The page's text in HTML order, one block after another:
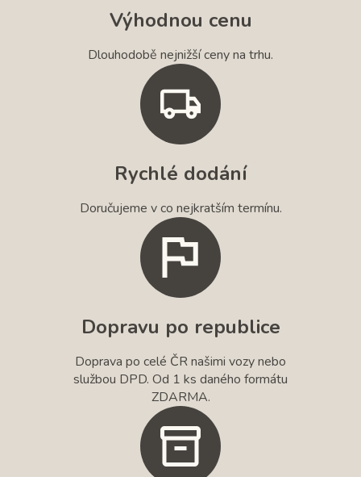
Výhodnou cenu
Dlouhodobě nejnižší ceny na trhu.
Rychlé dodání
Doručujeme v co nejkratším termínu.
Dopravu po republice
Doprava po celé ČR našimi vozy nebo
službou DPD. Od 1 ks daného formátu
ZDARMA.